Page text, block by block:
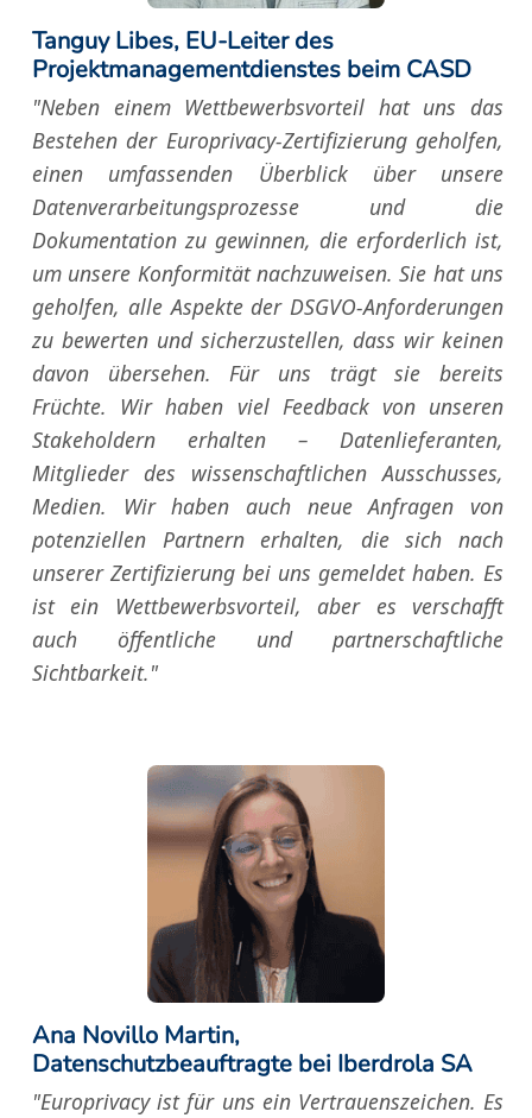
Tanguy Libes, EU-Leiter des
Projektmanagementdienstes beim CASD
"Neben einem Wettbewerbsvorteil hat uns das
Bestehen der Europrivacy-Zertifizierung geholfen,
einen umfassenden Überblick über unsere
Datenverarbeitungsprozesse und die
Dokumentation zu gewinnen, die erforderlich ist,
um unsere Konformität nachzuweisen. Sie hat uns
geholfen, alle Aspekte der DSGVO-Anforderungen
zu bewerten und sicherzustellen, dass wir keinen
davon übersehen. Für uns trägt sie bereits
Früchte. Wir haben viel Feedback von unseren
Stakeholdern erhalten – Datenlieferanten,
Mitglieder des wissenschaftlichen Ausschusses,
Medien. Wir haben auch neue Anfragen von
potenziellen Partnern erhalten, die sich nach
unserer Zertifizierung bei uns gemeldet haben. Es
ist ein Wettbewerbsvorteil, aber es verschafft
auch öffentliche und partnerschaftliche
Sichtbarkeit."
Ana Novillo Martin,
Datenschutzbeauftragte bei Iberdrola SA
"Europrivacy ist für uns ein Vertrauenszeichen. Es